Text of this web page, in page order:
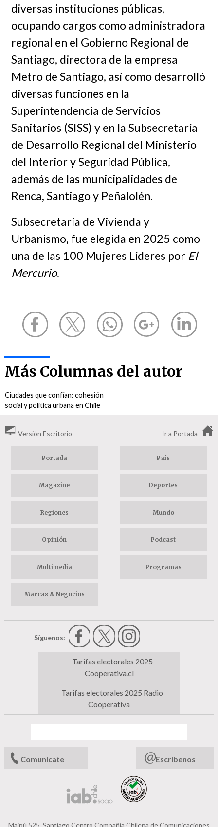
diversas instituciones públicas,
ocupando cargos como administradora
regional en el Gobierno Regional de
Santiago, directora de la empresa
Metro de Santiago, así como desarrolló
diversas funciones en la
Superintendencia de Servicios
Sanitarios (SISS) y en la Subsecretaría
de Desarrollo Regional del Ministerio
del Interior y Seguridad Pública,
además de las municipalidades de
Renca, Santiago y Peñalolén.
Subsecretaria de Vivienda y
Urbanismo, fue elegida en 2025 como
una de las 100 Mujeres Líderes por El
Mercurio.
Más Columnas del autor
Ciudades que confían: cohesión
social y política urbana en Chile
Versión Escritorio Ir a Portada
Portada País
Magazine Deportes
Regiones Mundo
Opinión Podcast
Multimedia Programas
Marcas & Negocios
Síguenos:
Tarifas electorales 2025
Cooperativa.cl
Tarifas electorales 2025 Radio
Cooperativa
Comunícate Escríbenos
Maipú 525, Santiago Centro Compañia Chilena de Comunicaciones